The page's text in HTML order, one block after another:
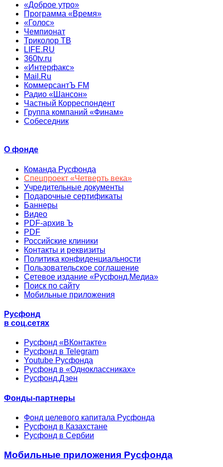
«Доброе утро»
Программа «Время»
«Голос»
Чемпионат
Триколор ТВ
LIFE.RU
360tv.ru
«Интерфакс»
Mail.Ru
КоммерсантЪ FM
Радио «Шансон»
Частный Корреспондент
Группа компаний «Финам»
Собеседник
О фонде
Команда Русфонда
Спецпроект «Четверть века»
Учредительные документы
Подарочные сертификаты
Баннеры
Видео
PDF-архив Ъ
PDF
Российские клиники
Контакты и реквизиты
Политика конфиденциальности
Пользовательское соглашение
Сетевое издание «Русфонд.Медиа»
Поиск по сайту
Мобильные приложения
Русфонд
в соц.сетях
Русфонд «ВКонтакте»
Русфонд в Telegram
Youtube Русфонда
Русфонд в «Одноклассниках»
Русфонд.Дзен
Фонды-партнеры
Фонд целевого капитала Русфонда
Русфонд в Казахстане
Русфонд в Сербии
Мобильные приложения Русфонда